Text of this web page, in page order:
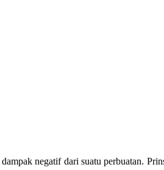
negatif dari suatu perbuatan.